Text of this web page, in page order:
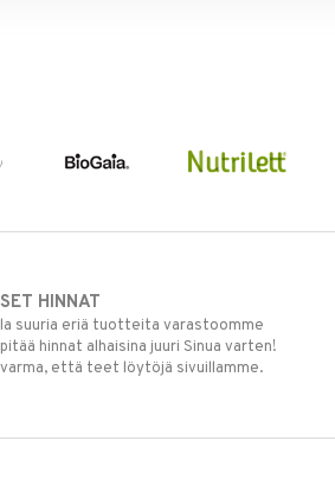
HINNAT
suuria eriä tuotteita varastoomme
hinnat alhaisina juuri Sinua varten!
että teet löytöjä sivuillamme.